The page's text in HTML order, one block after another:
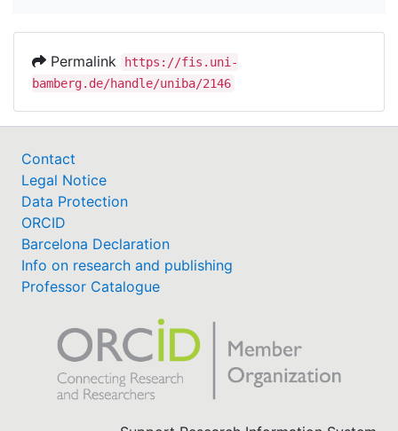
Permalink
https://fis.uni-
bamberg.de/handle/uniba/2146
Contact
Legal Notice
Data Protection
ORCID
Barcelona Declaration
Info on research and publishing
Professor Catalogue